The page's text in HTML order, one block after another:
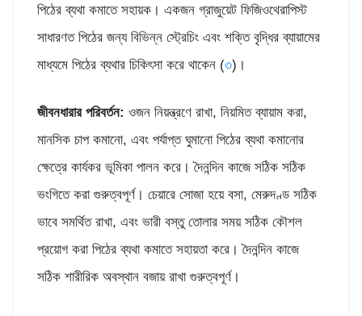
পিঠের ব্যথা কমাতে সহায়ক। একজন গ্রাজুয়েট ফিজিওথেরাপিস্ট
সাধারণত পিঠের জন্য বিভিন্ন স্ট্রেচিং এবং শক্তি বৃদ্ধির ব্যায়ামের
মাধ্যমে পিঠের ব্যথার চিকিৎসা করে থাকেন (৩)।
জীবনধারার পরিবর্তন: ওজন নিয়ন্ত্রণে রাখা, নিয়মিত ব্যায়াম করা,
মানসিক চাপ কমানো, এবং পর্যাপ্ত ঘুমানো পিঠের ব্যথা কমানোর
ক্ষেত্রে কার্যকর ভূমিকা পালন করে। দৈনন্দিন কাজে সঠিক সঠিক
ভংগিতে করা গুরুত্বপূর্ণ। চেয়ারে সোজা হয়ে বসা, মেরুদণ্ড সঠিক
ভাবে সমর্থিত রাখা, এবং ভারী বস্তু তোলার সময় সঠিক কৌশল
প্রয়োগ করা পিঠের ব্যথা কমাতে সহায়তা করে। দৈনন্দিন কাজে
সঠিক শারীরিক অবস্থান বজায় রাখা গুরুত্বপূর্ণ।